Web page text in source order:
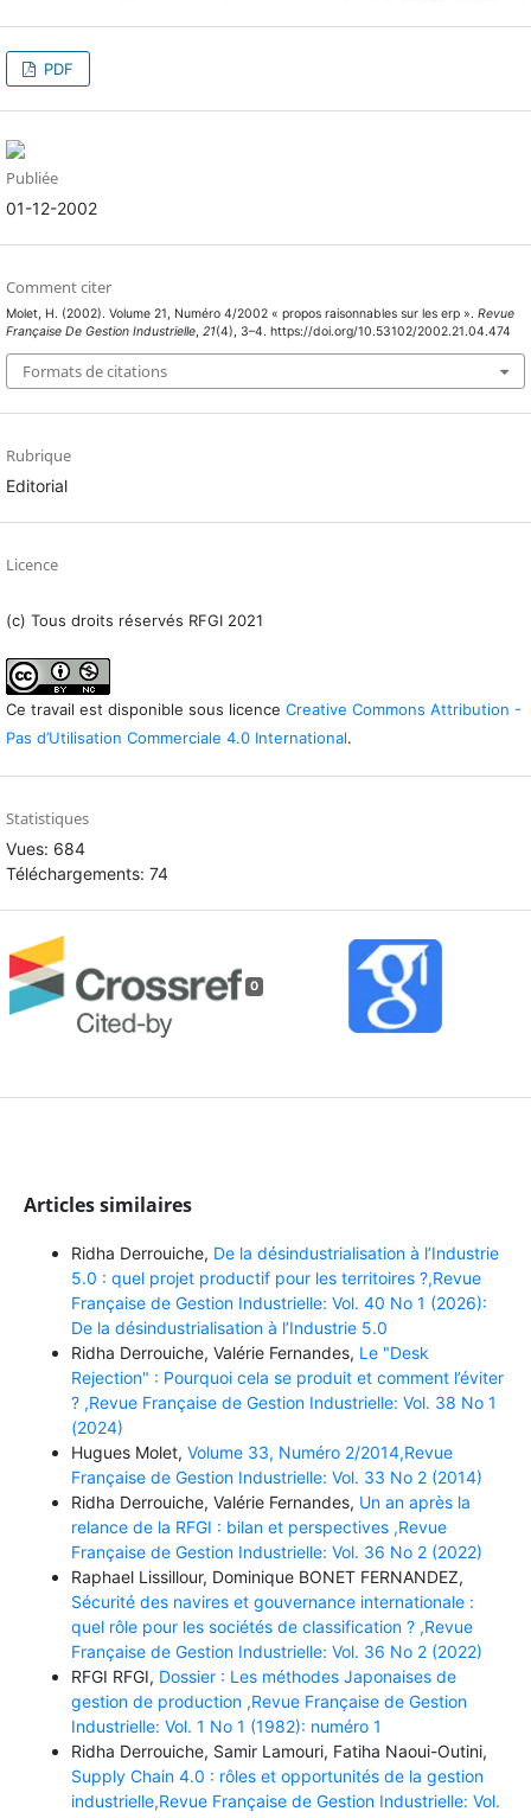
PDF
Publiée
01-12-2002
Comment citer
Molet, H. (2002). Volume 21, Numéro 4/2002 « propos raisonnables sur les erp ». Revue
Française De Gestion Industrielle, 21(4), 3–4. https://doi.org/10.53102/2002.21.04.474
Formats de citations
Rubrique
Editorial
Licence
(c) Tous droits réservés RFGI 2021
Ce travail est disponible sous licence Creative Commons Attribution -
Pas d’Utilisation Commerciale 4.0 International.
Statistiques
Vues: 684
Téléchargements: 74
0
Articles similaires
Ridha Derrouiche, De la désindustrialisation à l’Industrie
5.0 : quel projet productif pour les territoires ?,Revue
Française de Gestion Industrielle: Vol. 40 No 1 (2026):
De la désindustrialisation à l’Industrie 5.0
Ridha Derrouiche, Valérie Fernandes, Le "Desk
Rejection" : Pourquoi cela se produit et comment l’éviter
? ,Revue Française de Gestion Industrielle: Vol. 38 No 1
(2024)
Hugues Molet, Volume 33, Numéro 2/2014,Revue
Française de Gestion Industrielle: Vol. 33 No 2 (2014)
Ridha Derrouiche, Valérie Fernandes, Un an après la
relance de la RFGI : bilan et perspectives ,Revue
Française de Gestion Industrielle: Vol. 36 No 2 (2022)
Raphael Lissillour, Dominique BONET FERNANDEZ,
Sécurité des navires et gouvernance internationale :
quel rôle pour les sociétés de classification ? ,Revue
Française de Gestion Industrielle: Vol. 36 No 2 (2022)
RFGI RFGI, Dossier : Les méthodes Japonaises de
gestion de production ,Revue Française de Gestion
Industrielle: Vol. 1 No 1 (1982): numéro 1
Ridha Derrouiche, Samir Lamouri, Fatiha Naoui-Outini,
Supply Chain 4.0 : rôles et opportunités de la gestion
industrielle,Revue Française de Gestion Industrielle: Vol.